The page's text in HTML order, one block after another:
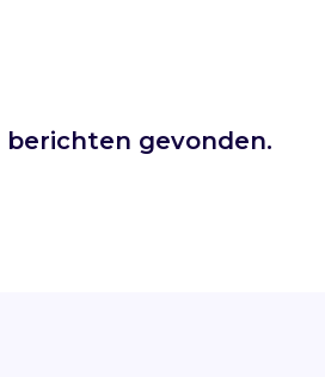
berichten gevonden.